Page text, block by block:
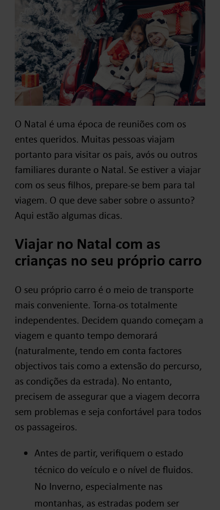
O Natal é uma época de reuniões com os
entes queridos. Muitas pessoas viajam
portanto para visitar os pais, avós ou outros
familiares durante o Natal. Se estiver a viajar
com os seus filhos, prepare-se bem para tal
viagem. O que deve saber sobre o assunto?
Aqui estão algumas dicas.
Viajar no Natal com as
crianças no seu próprio carro
O seu próprio carro é o meio de transporte
mais conveniente. Torna-os totalmente
independentes. Decidem quando começam a
viagem e quanto tempo demorará
(naturalmente, tendo em conta factores
objectivos tais como a extensão do percurso,
as condições da estrada). No entanto,
precisem de assegurar que a viagem decorra
sem problemas e seja confortável para todos
os passageiros.
Antes de partir, verifiquem o estado
técnico do veículo e o nível de fluidos.
No Inverno, especialmente nas
montanhas, as estradas podem ser